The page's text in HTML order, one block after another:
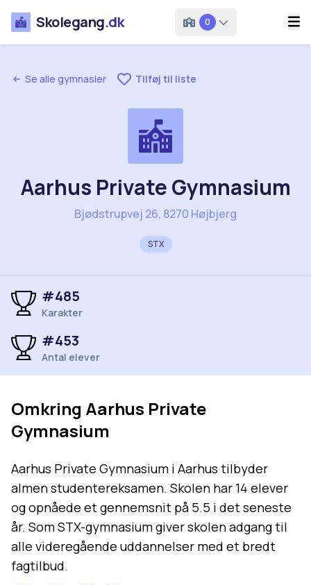
Skolegang.dk 0
Se alle gymnasier Tilføj til liste
Aarhus Private Gymnasium
Bjødstrupvej 26, 8270 Højbjerg
STX
#485
Karakter
#453
Antal elever
Omkring Aarhus Private
Gymnasium
Aarhus Private Gymnasium i Aarhus tilbyder
almen studentereksamen. Skolen har 14 elever
og opnåede et gennemsnit på 5.5 i det seneste
år. Som STX-gymnasium giver skolen adgang til
alle videregående uddannelser med et bredt
fagtilbud.